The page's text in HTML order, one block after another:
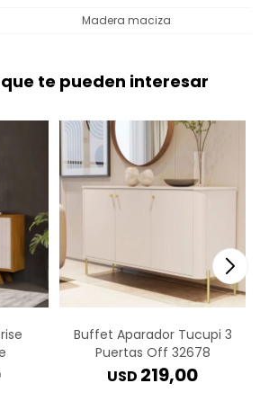
Madera maciza
te pueden interesar
Buffet Aparador Tucupi 3
Puertas Off 32678
USD 219,00